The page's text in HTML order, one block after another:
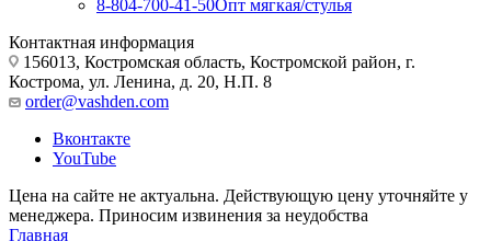
8-804-700-41-50Опт мягкая/стулья
Контактная информация
156013, Костромская область, Костромской район, г.
Кострома, ул. Ленина, д. 20, Н.П. 8
order@vashden.com
Вконтакте
YouTube
Цена на сайте не актуальна. Действующую цену уточняйте у
менеджера. Приносим извинения за неудобства
Главная